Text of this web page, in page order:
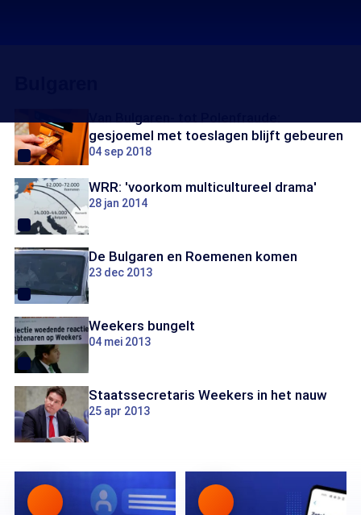
gesjoemel met toeslagen blijft gebeuren
04 sep 2018
WRR: 'voorkom multicultureel drama'
28 jan 2014
De Bulgaren en Roemenen komen
23 dec 2013
Weekers bungelt
04 mei 2013
Staatssecretaris Weekers in het nauw
25 apr 2013